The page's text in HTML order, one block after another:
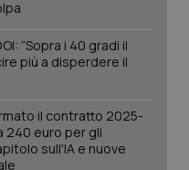
“Sopra i 40 gradi il
più a disperdere il
il contratto 2025-
240 euro per gli
sull'IA e nuove
www.quotidianosanita.it